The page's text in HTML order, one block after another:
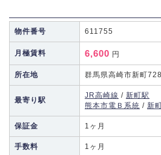
物件番号 611755
月極賃料 6,600 円
所在地 群馬県高崎市新町
最寄り駅
JR高崎線 / 新町駅
熊本市電Ｂ系統 / 新
保証金 1ヶ月
手数料 1ヶ月